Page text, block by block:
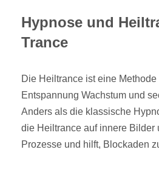
Hypnose und
Trance
Die Heiltrance ist eine
Entspannung Wachstum und
Anders als die klassische
die Heiltrance auf innere Bilder
Prozesse und hilft, Blockaden